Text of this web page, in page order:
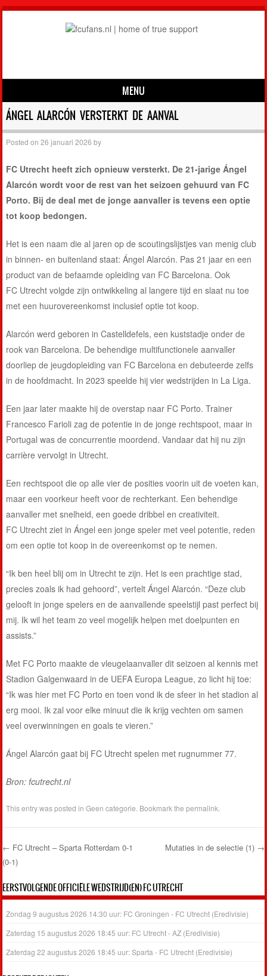
MENU
Skip to content
ÁNGEL ALARCÓN VERSTERKT DE AANVAL
Posted on26 januari 2026 by
FC Utrecht heeft zich opnieuw versterkt. De 21-jarige Ángel
Alarcón wordt voor de rest van het seizoen gehuurd van FC
Porto. Bij de deal met de jonge aanvaller is tevens een optie
tot koop bedongen.
Het is een naam die al jaren op de scoutingslijstjes van menig club
in binnen- en buitenland staat: Ángel Alarcón. Pas 21 jaar en een
product van de befaamde opleiding van FC Barcelona. Ook
FC Utrecht volgde zijn ontwikkeling al langere tijd en slaat nu toe
met een huurovereenkomst inclusief optie tot koop.
Alarcón werd geboren in Castelldefels, een kuststadje onder de
rook van Barcelona. De behendige multifunctionele aanvaller
doorliep de jeugdopleiding van FC Barcelona en debuteerde zelfs
in de hoofdmacht. In 2023 speelde hij vier wedstrijden in La Liga.
Een jaar later maakte hij de overstap naar FC Porto. Trainer
Francesco Farioli zag de potentie in de jonge rechtspoot, maar in
Portugal was de concurrentie moordend. Vandaar dat hij nu zijn
carrière vervolgt in Utrecht.
Een rechtspoot die op alle vier de posities voorin uit de voeten kan,
maar een voorkeur heeft voor de rechterkant. Een behendige
aanvaller met snelheid, een goede dribbel en creativiteit.
FC Utrecht ziet in Ángel een jonge speler met veel potentie, reden
om een optie tot koop in de overeenkomst op te nemen.
“Ik ben heel blij om in Utrecht te zijn. Het is een prachtige stad,
precies zoals ik had gehoord”, vertelt Ángel Alarcón. “Deze club
gelooft in jonge spelers en de aanvallende speelstijl past perfect bij
mij. Ik wil het team zo veel mogelijk helpen met doelpunten en
assists.”
Met FC Porto maakte de vleugelaanvaller dit seizoen al kennis met
Stadion Galgenwaard in de UEFA Europa League, zo licht hij toe:
“Ik was hier met FC Porto en toen vond ik de sfeer in het stadion al
erg mooi. Ik zal voor elke minuut die ik krijg vechten om samen
veel overwinningen en goals te vieren.”
Ángel Alarcón gaat bij FC Utrecht spelen met rugnummer 77.
Bron: fcutrecht.nl
This entry was posted inGeen categorie . Bookmark thepermalink
Post navigation
← FC Utrecht – Sparta Rotterdam 0-1
(0-1)
Mutaties in de selectie (1) →
EERSTVOLGENDE OFFICIËLE WEDSTRIJD(EN) FC UTRECHT
Zondag 9 augustus 2026 14:30 uur: FC Groningen - FC Utrecht (Eredivisie)
Zaterdag 15 augustus 2026 18:45 uur: FC Utrecht - AZ (Eredivisie)
Zaterdag 22 augustus 2026 18:45 uur: Sparta - FC Utrecht (Eredivisie)